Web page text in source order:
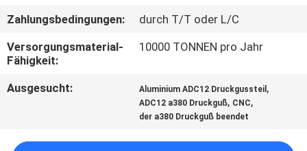
MIT
UNS
IN
VERBINDUNG
Zahlungsbedingungen:
durch T/T oder L/C
Versorgungsmaterial-
Fähigkeit:
10000 TONNEN pro Jahr
Ausgesucht: Aluminium ADC12 Druckgussteil ,
ADC12 a380 Druckguß, CNC,
der a380 Druckguß beendet